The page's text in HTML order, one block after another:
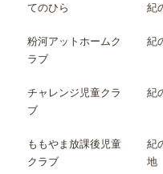
てのひら 紀
粉河アットホームク
ラブ
紀
チャレンジ児童クラ
ブ
紀
ももやま放課後児童
クラブ
紀
地